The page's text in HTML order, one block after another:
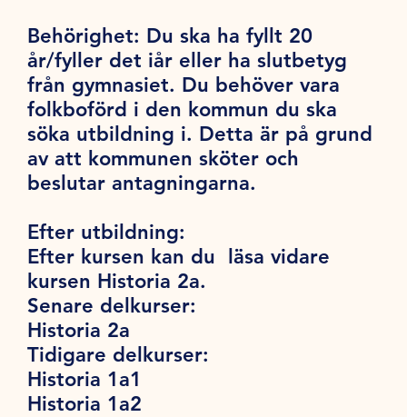
Behörighet: Du ska ha fyllt 20
år/fyller det iår eller ha slutbetyg
från gymnasiet. Du behöver vara
folkboförd i den kommun du ska
söka utbildning i. Detta är på grund
av att kommunen sköter och
beslutar antagningarna.
Efter utbildning:
Efter kursen kan du läsa vidare
kursen Historia 2a.
Senare delkurser:
Historia 2a
Tidigare delkurser:
Historia 1a1
Historia 1a2